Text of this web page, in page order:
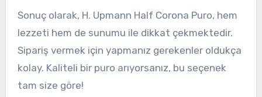
Sonuç olarak, H. Upmann Half Corona Puro, hem
lezzeti hem de sunumu ile dikkat çekmektedir.
Sipariş vermek için yapmanız gerekenler oldukça
kolay. Kaliteli bir puro arıyorsanız, bu seçenek
tam size göre!